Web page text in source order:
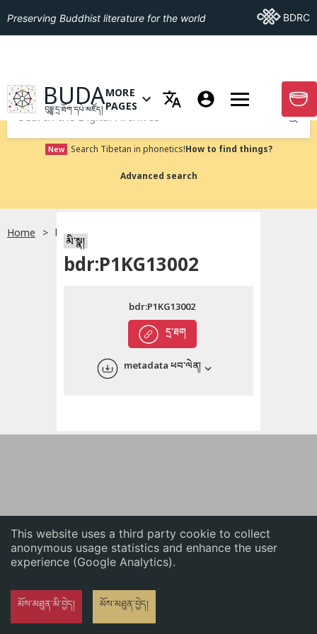
This website uses a third party cookie to collect
anonymous usage statistics and enhance the user
experience (Google Analytics).
མོས་མཐུན་མི་བྱེད། མོས་མཐུན་བྱེད།
English
Preserving Buddhist literature for the world Go ToBDRC
GO TO HOMEPAGE
BUDA
བུདྡྷ་དྲ་ཐོག་དཔེ་མཛོད།
OPEN MENU OF MORE PAGES
MORE
PAGES
GO
Submit
New Search Tibetan in phonetics!How to find things?
Advanced search
Home bdr:P1KG13002
མི་སྣ།
bdr:P1KG13002
དྲ་ཐག
bdr:P1KG13002
metadata ཕབ་ལེན།